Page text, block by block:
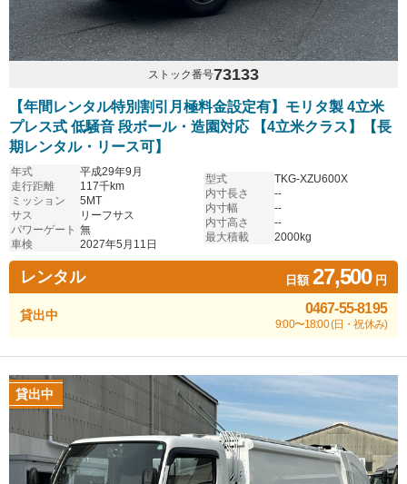
ストック番号73133
【年間レンタル特別割引月極料金設定有】モリタ製 4立米
プレス式 低騒音 段ボール・造園対応 【4立米クラス】【長
期レンタル・リース可】
年式
平成29年9月
走行距離
117千km
ミッション
5MT
サス
リーフサス
パワーゲート 無
車検
2027年5月11日
型式
TKG-XZU600X
内寸長さ
--
内寸幅
--
内寸高さ
--
最大積載
2000kg
レンタル 日額27,500円
貸出中 0467-55-8195
9:00〜18:00 (日・祝休み)
貸出中